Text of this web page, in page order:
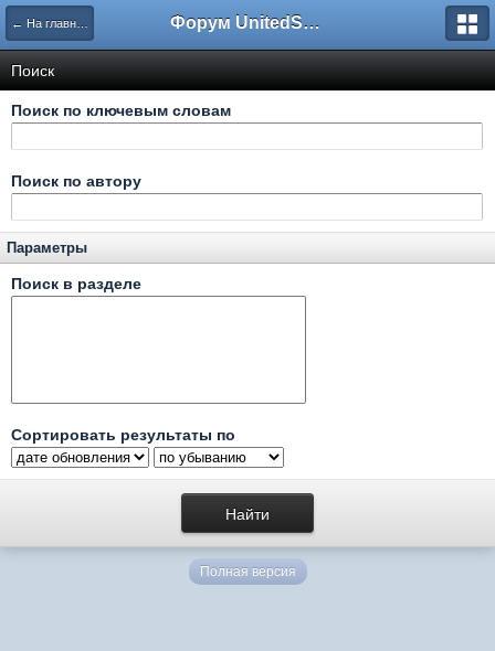
← На главную Форум UnitedSouth
Поиск
Поиск по ключевым словам
Поиск по автору
Параметры
Поиск в разделе
Сортировать результаты по
Полная версия